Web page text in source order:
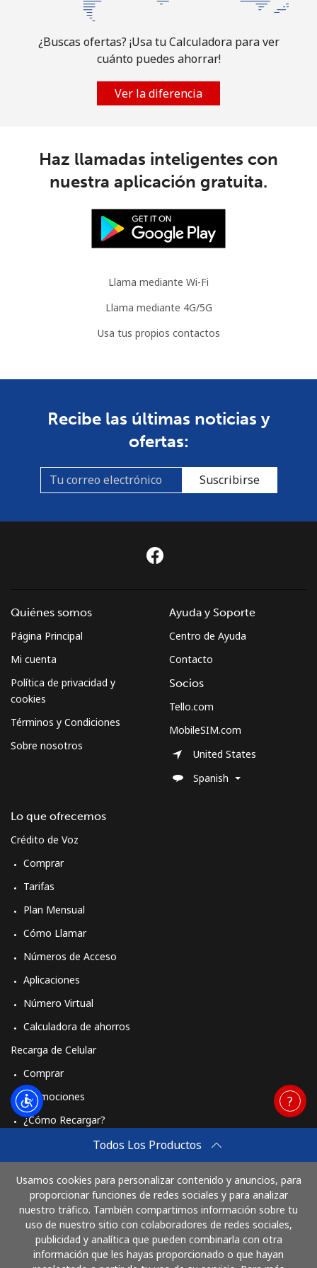
¿Buscas ofertas? ¡Usa tu Calculadora para ver
cuánto puedes ahorrar!
Ver la diferencia
Haz llamadas inteligentes con
nuestra aplicación gratuita.
Llama mediante Wi-Fi
Llama mediante 4G/5G
Usa tus propios contactos
Recibe las últimas noticias y
ofertas:
Suscribirse
Todos Los Productos
Usamos cookies para personalizar contenido y anuncios, para
proporcionar funciones de redes sociales y para analizar
nuestro tráfico. También compartimos información sobre tu
uso de nuestro sitio con colaboradores de redes sociales,
publicidad y analítica que pueden combinarla con otra
información que les hayas proporcionado o que hayan
Quiénes somos
Página Principal
Mi cuenta
Política de privacidad y
cookies
Términos y Condiciones
Sobre nosotros
Lo que ofrecemos
Crédito de Voz
Comprar
Tarifas
Plan Mensual
Cómo Llamar
Números de Acceso
Aplicaciones
Número Virtual
Calculadora de ahorros
Recarga de Celular
Comprar
Promociones
¿Cómo Recargar?
Comprar
Cómo funciona
Ayuda y Soporte
Centro de Ayuda
Contacto
Socios
Tello.com
MobileSIM.com
United States
Spanish
Paga con